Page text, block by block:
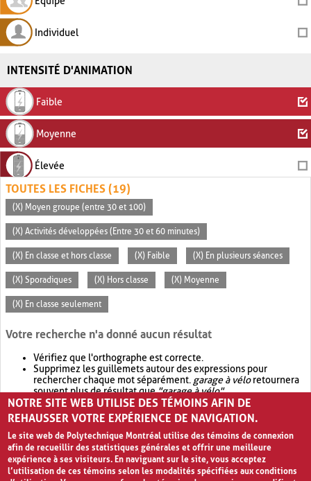
Individuel
INTENSITÉ D'ANIMATION
Faible
Moyenne
Élevée
TOUTES LES FICHES (19)
(X) Moyen groupe (entre 30 et 100)
(X) Activités développées (Entre 30 et 60 minutes)
(X) En classe et hors classe (X) Faible (X) En plusieurs séances
(X) Sporadiques (X) Hors classe (X) Moyenne
(X) En classe seulement
Votre recherche n'a donné aucun résultat
Vérifiez que l'orthographe est correcte.
Supprimez les guillemets autour des expressions pour
rechercher chaque mot séparément. garage à véloretournera
souvent plus de résultat que"garage à vélo".
Envisagez d'élargir votre recherche avec OR.garage OR vélo
retournera souvent plus de résultat quegarage à vélo
NOTRE SITE WEB UTILISE DES TÉMOINS AFIN DE
REHAUSSER VOTRE EXPÉRIENCE DE NAVIGATION.
Le site web de Polytechnique Montréal utilise des témoins de connexion
afin de recueillir des statistiques générales et offrir une meilleure
expérience à ses visiteurs. En naviguant sur le site, vous acceptez
l’utilisation de ces témoins selon les modalités spécifiées aux conditions